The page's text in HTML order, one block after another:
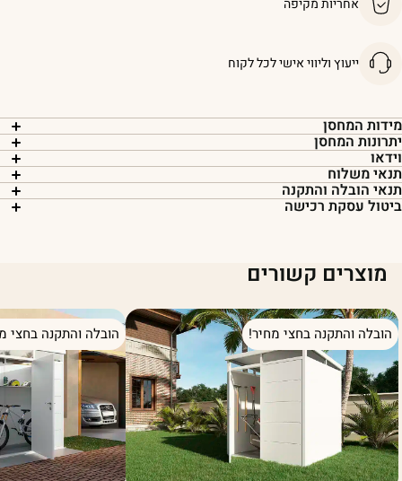
אחריות מקיפה
ייעוץ וליווי אישי לכל לקוח
המחסן
המחסן
משלוח
הובלה והתקנה
עסקת רכישה
מוצרים קשורים
הובלה והתקנה בחצי מחיר! הובלה והתקנה בחצי